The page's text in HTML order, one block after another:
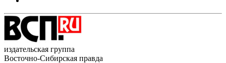
издательская группа
Восточно-Сибирская правда